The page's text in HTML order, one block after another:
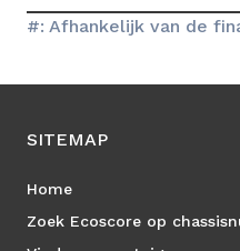
#: Afhankelijk van de
SITEMAP
Home
Zoek Ecoscore op